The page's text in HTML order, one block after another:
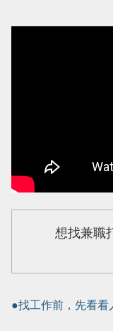
想找兼職
●找工作前，先看看